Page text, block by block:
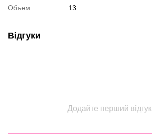
Объем 13
Відгуки
Додайте перший відгук